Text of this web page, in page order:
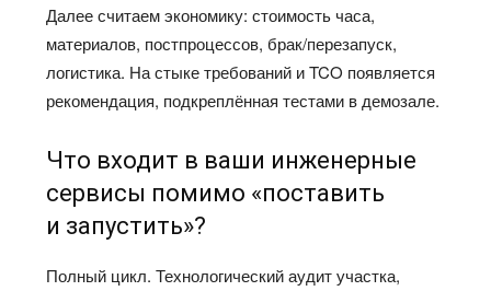
Далее считаем экономику: стоимость часа,
материалов, постпроцессов, брак/перезапуск,
логистика. На стыке требований и TCO появляется
рекомендация, подкреплённая тестами в демозале.
Что входит в ваши инженерные
сервисы помимо «поставить
и запустить»?
Полный цикл. Технологический аудит участка,